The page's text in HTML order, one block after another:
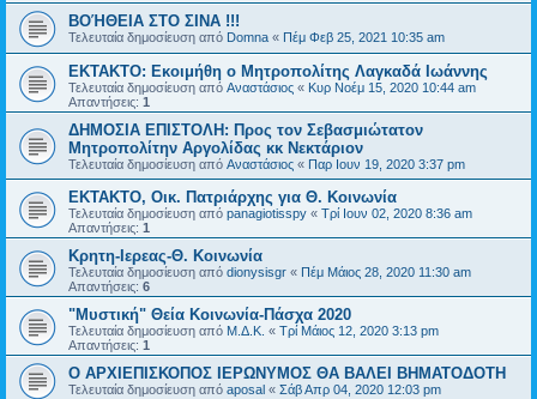
ΒΟΉΘΕΙΑ ΣΤΟ ΣΙΝΑ !!!
Τελευταία δημοσίευση από Domna « Πέμ Φεβ 25, 2021 10:35 am
ΕΚΤΑΚΤΟ: Εκοιμήθη ο Μητροπολίτης Λαγκαδά Ιωάννης
Τελευταία δημοσίευση από Αναστάσιος « Κυρ Νοέμ 15, 2020 10:44 am
Απαντήσεις: 1
ΔΗΜΟΣΙΑ ΕΠΙΣΤΟΛΗ: Προς τον Σεβασμιώτατον
Μητροπολίτην Αργολίδας κκ Νεκτάριον
Τελευταία δημοσίευση από Αναστάσιος « Παρ Ιουν 19, 2020 3:37 pm
ΕΚΤΑΚΤΟ, Οικ. Πατριάρχης για Θ. Κοινωνία
Τελευταία δημοσίευση από panagiotisspy « Τρί Ιουν 02, 2020 8:36 am
Απαντήσεις: 1
Κρητη-Ιερεας-Θ. Κοινωνία
Τελευταία δημοσίευση από dionysisgr « Πέμ Μάιος 28, 2020 11:30 am
Απαντήσεις: 6
"Μυστική" Θεία Κοινωνία-Πάσχα 2020
Τελευταία δημοσίευση από Μ.Δ.Κ. « Τρί Μάιος 12, 2020 3:13 pm
Απαντήσεις: 1
Ο ΑΡΧΙΕΠΙΣΚΟΠΟΣ ΙΕΡΩΝΥΜΟΣ ΘΑ ΒΑΛΕΙ ΒΗΜΑΤΟΔΟΤΗ
Τελευταία δημοσίευση από aposal « Σάβ Απρ 04, 2020 12:03 pm